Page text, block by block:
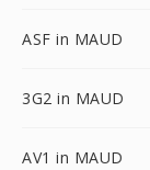
ASF in MAUD
3G2 in MAUD
AV1 in MAUD